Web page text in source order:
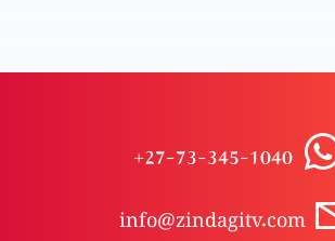
کے ظہور کی علامات (حصہ 2)
+27-73-345-1040
info@zindagitv.com